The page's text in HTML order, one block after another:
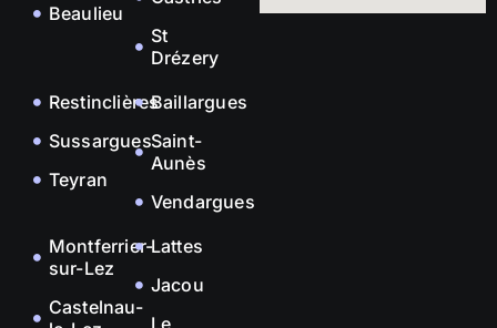
Beaulieu
St
Drézery
Restinclières
Sussargues
Teyran
Baillargues
Saint-
Aunès
Vendargues
Montferrier-
sur-Lez
Castelnau-
Lattes
Jacou